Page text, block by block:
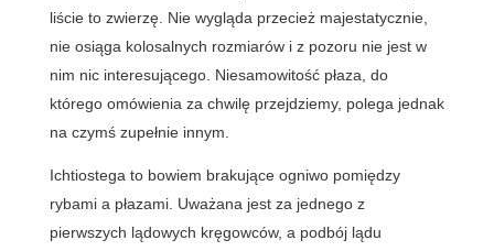
liście to zwierzę. Nie wygląda przecież majestatycznie,
nie osiąga kolosalnych rozmiarów i z pozoru nie jest w
nim nic interesującego. Niesamowitość płaza, do
którego omówienia za chwilę przejdziemy, polega jednak
na czymś zupełnie innym.
Ichtiostega to bowiem brakujące ogniwo pomiędzy
rybami a płazami. Uważana jest za jednego z
pierwszych lądowych kręgowców, a podbój lądu